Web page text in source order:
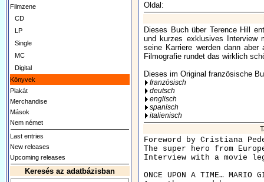
Filmzene
CD
LP
Single
MC
Digital
Könyvek
Plakát
Merchandise
Mások
Nem német
Last entries
New releases
Upcoming releases
Keresés az adatbázisban
Oldal:
Dieses Buch über Terence Hill
und kurzes exklusives Interview
seine Karriere werden dann aber
Filmografie rundet das wirklich
Dieses im Original französische
französisch
deutsch
englisch
spanisch
italienisch
Foreword by
The super hero from
Interview with a
ONCE UPON A TIME…